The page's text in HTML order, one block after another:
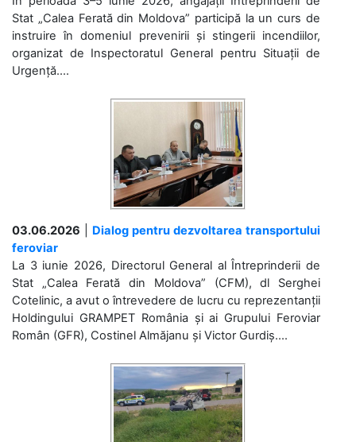
Stat „Calea Ferată din Moldova” participă la un curs de
instruire în domeniul prevenirii și stingerii incendiilor,
organizat de Inspectoratul General pentru Situații de
Urgență....
03.06.2026
Dialog pentru dezvoltarea transportului
feroviar
La 3 iunie 2026, Directorul General al Întreprinderii de
Stat „Calea Ferată din Moldova” (CFM), dl Serghei
Cotelinic, a avut o întrevedere de lucru cu reprezentanții
Holdingului GRAMPET România și ai Grupului Feroviar
Român (GFR), Costinel Almăjanu și Victor Gurdiș....